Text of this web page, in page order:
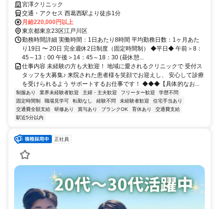
宮澤クリニック
交通・アクセス 西葛西駅より徒歩1分
月給220,000円以上
東京都東京23区江戸川区
勤務時間詳細 実働時間：1日あたり8時間 平均勤務日数：1ヶ月あた
り19日 〜 20日 完全週休2日制度（固定時間制） ◆平日◆ 午前＞8：
45～13：00 午後＞14：45～18：30 (昼休憩...
仕事内容 未経験の方も大歓迎！ 地域に愛されるクリニックで 受付ス
タッフを大募集♪ 来院された患者様を笑顔でお迎えし、 安心して診療
を受けられるよう サポートするお仕事です！ ◆◆◆【具体的なお...
制服あり 業界未経験者歓迎 主婦・主夫歓迎 フリーター歓迎
学歴不問
固定時間制
職場見学可 転勤なし 経験不問 未経験者歓迎
住宅手当あり
交通費全額支給
研修あり 賞与あり ブランクOK 育休あり
交通費支給
駅近5分以内
正社員